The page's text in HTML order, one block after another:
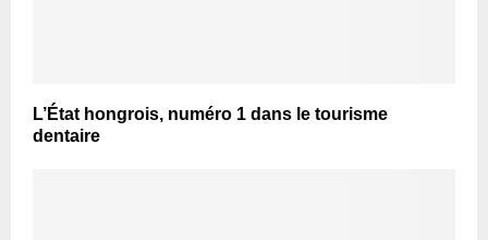
L’État hongrois, numéro 1 dans le tourisme
dentaire